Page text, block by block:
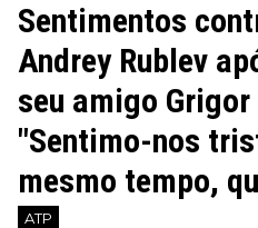
Sentimentos
Andrey Rublev
seu amigo
"Sentimo-nos
mesmo tempo,
ATP